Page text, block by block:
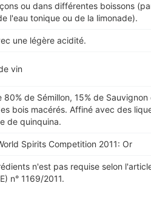
ou dans différentes boissons
l'eau tonique ou de la limonade).
une légère acidité.
vin
80% de Sémillon, 15% de
bois macérés. Affiné avec des
de quinquina.
Spirits Competition 2011: Or
n'est pas requise selon
n° 1169/2011.